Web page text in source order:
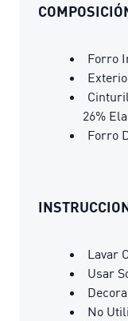
Forro
26%
Forro
Lavar
Usar
No